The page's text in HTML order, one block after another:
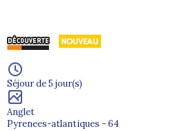
Séjour de 5 jour(s)
Anglet
Pyrenees-atlantiques - 64